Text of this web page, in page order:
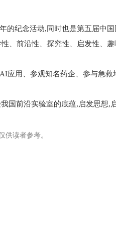
的纪念活动,同时也是第五届中国
、前沿性、探究性、启发性、
应用、参观知名药企、参与急救
国前沿实验室的底蕴,启发思想,
供读者参考。